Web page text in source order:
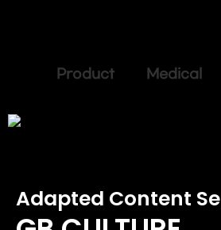
Product Medical
Adapted Content